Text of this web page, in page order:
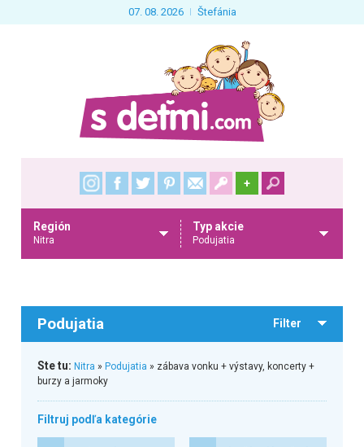
07. 08. 2026 Štefánia
+
Región
Nitra
Typ akcie
Podujatia
Podujatia Filter
Ste tu: Nitra » Podujatia » zábava vonku + výstavy, koncerty +
burzy a jarmoky
Filtruj podľa kategórie